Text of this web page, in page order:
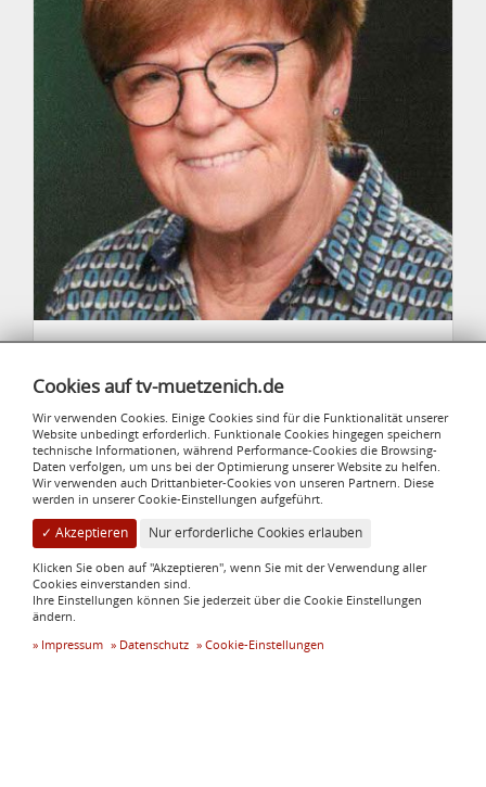
Gruppenleiterin Walking & Nordic Walking
Hühnerfarm
Eier aus
Freilandhaltung -
Selbstbedienung
Cookies auf tv-muetzenich.de
Wir verwenden Cookies. Einige Cookies sind für die Funktionalität unserer
Website unbedingt erforderlich. Funktionale Cookies hingegen speichern
technische Informationen, während Performance-Cookies die Browsing-
Daten verfolgen, um uns bei der Optimierung unserer Website zu helfen.
Wir verwenden auch Drittanbieter-Cookies von unseren Partnern. Diese
werden in unserer Cookie-Einstellungen aufgeführt.
✓ Akzeptieren Nur erforderliche Cookies erlauben
Klicken Sie oben auf "Akzeptieren", wenn Sie mit der Verwendung aller
Cookies einverstanden sind.
Ihre Einstellungen können Sie jederzeit über die Cookie Einstellungen
ändern.
Impressum
Datenschutz Cookie-Einstellungen